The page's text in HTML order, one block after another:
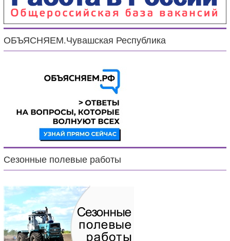
ОБЪЯСНЯЕМ.Чувашская Республика
Сезонные полевые работы